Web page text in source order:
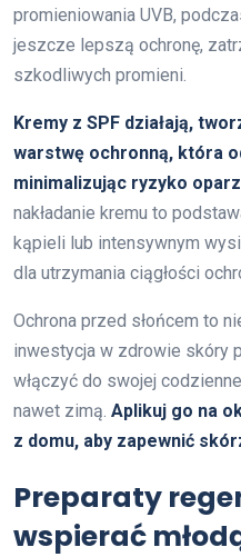
promieniowania UVB,
jeszcze lepszą ochronę,
szkodliwych promieni.
Kremy z SPF działają,
warstwę ochronną, która
minimalizując ryzyko
nakładanie kremu to
kąpieli lub intensywnym
dla utrzymania ciągłości
Ochrona przed słońcem to
inwestycja w zdrowie skóry
włączyć do swojej
nawet zimą. Aplikuj go na
z domu, aby zapewnić
Preparaty
wspierać